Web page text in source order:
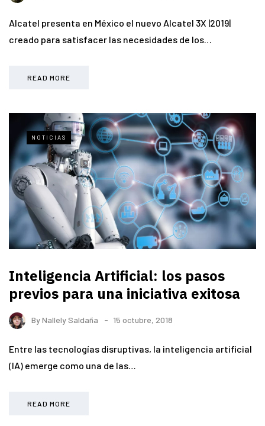
Alcatel presenta en México el nuevo Alcatel 3X |2019|
creado para satisfacer las necesidades de los…
READ MORE
NOTICIAS
Inteligencia Artificial: los pasos
previos para una iniciativa exitosa
ByNallely Saldaña 15 octubre, 2018
Entre las tecnologías disruptivas, la inteligencia artificial
(IA) emerge como una de las…
READ MORE